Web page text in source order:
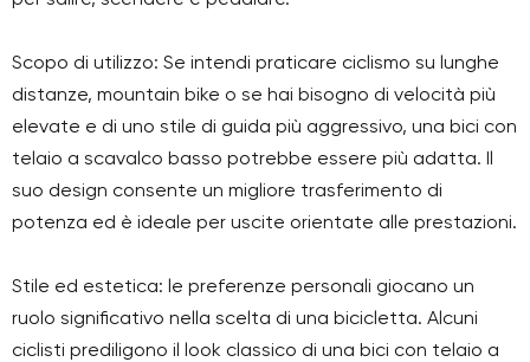
Scopo di utilizzo: Se intendi praticare ciclismo su lunghe
distanze, mountain bike o se hai bisogno di velocità più
elevate e di uno stile di guida più aggressivo, una bici con
telaio a scavalco basso potrebbe essere più adatta. Il
suo design consente un migliore trasferimento di
potenza ed è ideale per uscite orientate alle prestazioni.
Stile ed estetica: le preferenze personali giocano un
ruolo significativo nella scelta di una bicicletta. Alcuni
ciclisti prediligono il look classico di una bici con telaio a